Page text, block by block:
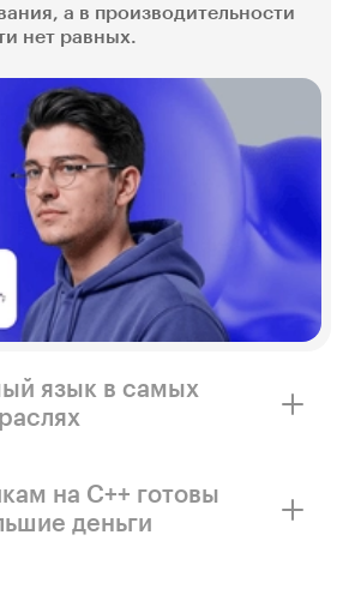
а в производительности
нет равных.
язык в самых
для работы
автопилотов для
операционные системы
на C++ готовы
деньги